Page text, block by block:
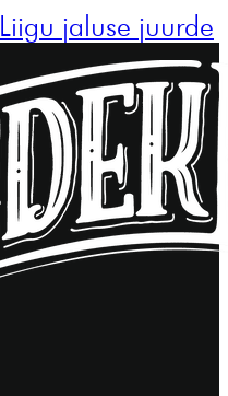
Liigu jaluse juurde